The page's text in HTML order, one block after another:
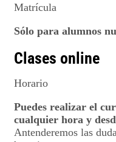
Matrícula
Sólo para alumnos
Clases online
Horario
Puedes realizar el
cualquier hora y
Antenderemos las